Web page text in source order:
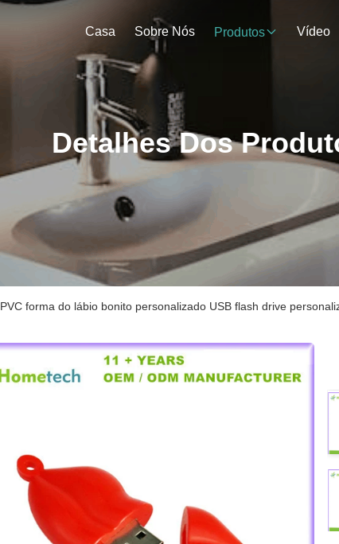
Casa Sobre Nós Produtos Vídeo
Detalhes Dos
PVC forma do lábio bonito personalizado USB flash drive